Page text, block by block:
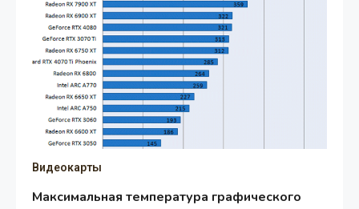
Видеокарты
Максимальная температура графического